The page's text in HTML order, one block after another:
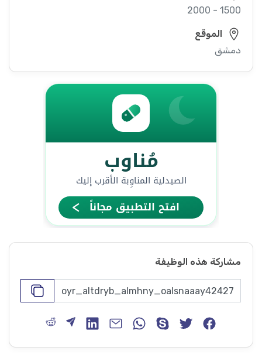
1500 - 2000
الموقع
دمشق
مشاركة هذه الوظيفة